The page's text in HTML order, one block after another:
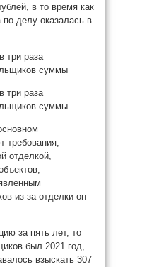
в то время как
делу оказалась в
требования,
отделкой,
из-за отделки он
за пять лет, то
был 2021 год,
взыскать 307